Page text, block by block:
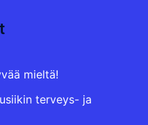
mieltä!
terveys- ja